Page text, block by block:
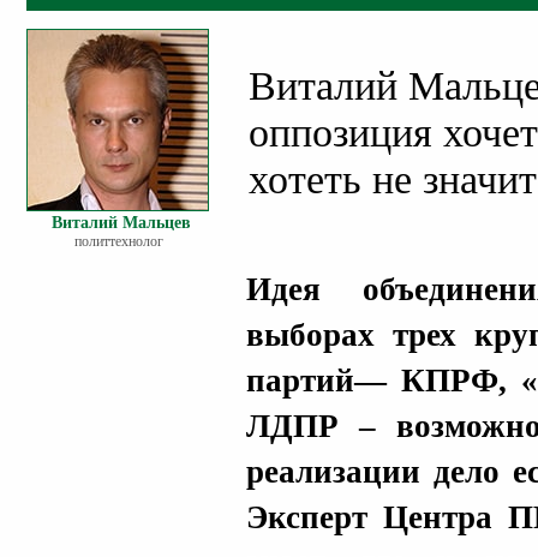
Виталий Мальцев
политтехнолог
Виталий
оппозиция
хотеть не
Идея
выборах трех
партий— КПРФ,
ЛДПР –
реализации дело
Эксперт Центра